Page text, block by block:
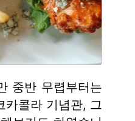
중반 무렵부터는
카콜라 기념관, 그